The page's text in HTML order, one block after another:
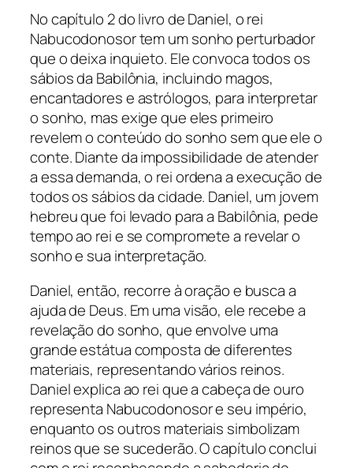
No capítulo 2 do livro de Daniel, o rei
Nabucodonosor tem um sonho perturbador
que o deixa inquieto. Ele convoca todos os
sábios da Babilônia, incluindo magos,
encantadores e astrólogos, para interpretar
o sonho, mas exige que eles primeiro
revelem o conteúdo do sonho sem que ele o
conte. Diante da impossibilidade de atender
a essa demanda, o rei ordena a execução de
todos os sábios da cidade. Daniel, um jovem
hebreu que foi levado para a Babilônia, pede
tempo ao rei e se compromete a revelar o
sonho e sua interpretação.
Daniel, então, recorre à oração e busca a
ajuda de Deus. Em uma visão, ele recebe a
revelação do sonho, que envolve uma
grande estátua composta de diferentes
materiais, representando vários reinos.
Daniel explica ao rei que a cabeça de ouro
representa Nabucodonosor e seu império,
enquanto os outros materiais simbolizam
reinos que se sucederão. O capítulo conclui